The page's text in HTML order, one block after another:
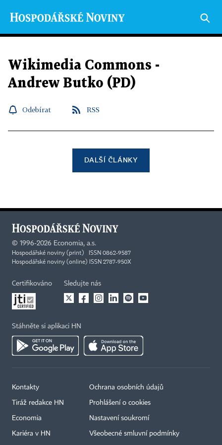
Wikimedia Commons -
Andrew Butko (PD)
Odebírat RSS
DALŠÍ ČLÁNKY
© 1996-2026 Economia, a.s.
Hospodářské noviny (print) ISSN 0862-9587
Hospodářské noviny (online) ISSN 2787-950X
Certifikováno Sledujte nás
Stáhněte si aplikaci HN
Kontakty
Tiráž redakce HN
Economia
Kariéra v HN
Ochrana osobních údajů
Prohlášení o cookies
Nastavení soukromí
Všeobecné smluvní podmínky